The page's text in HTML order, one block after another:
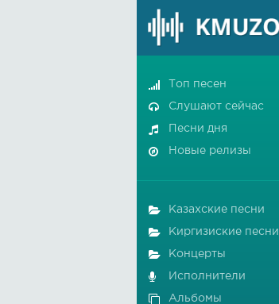
Топ песен
Слушают сейчас
Песни дня
Новые релизы
Казахские песни
Киргизиские песни
Концерты
Исполнители
Альбомы